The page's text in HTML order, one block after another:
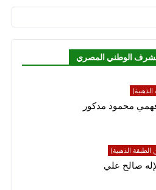
الوطني المصري
محمود مدكور
الذهبية)
صالح علي